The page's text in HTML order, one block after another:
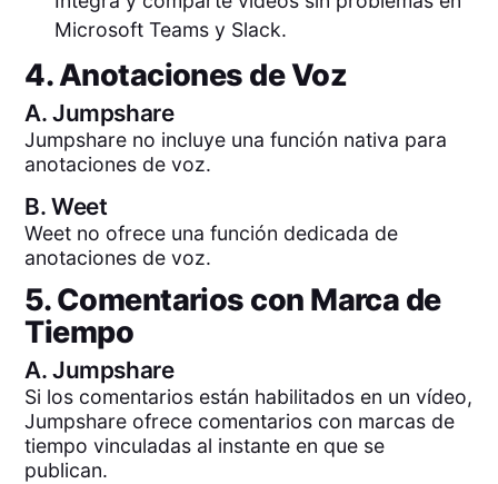
Microsoft Teams y Slack.
4. Anotaciones de Voz
A.Jumpshare
Jumpshare no incluye una función nativa para
anotaciones de voz.
B.Weet
Weet no ofrece una función dedicada de
anotaciones de voz.
5. Comentarios con Marca de
Tiempo
A.Jumpshare
Si los comentarios están habilitados en un vídeo,
Jumpshare ofrece comentarios con marcas de
tiempo vinculadas al instante en que se
publican.